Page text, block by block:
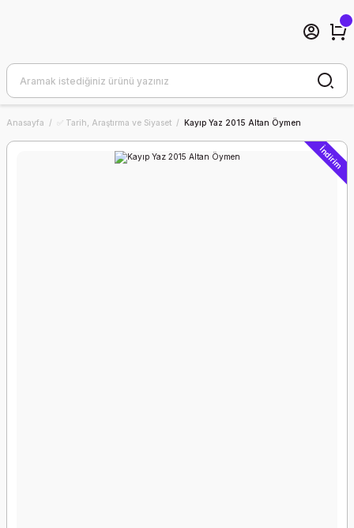
Anasayfa ✅ Tarih, Araştırma ve Siyaset Kayıp Yaz 2015 Altan Öymen
İndirim